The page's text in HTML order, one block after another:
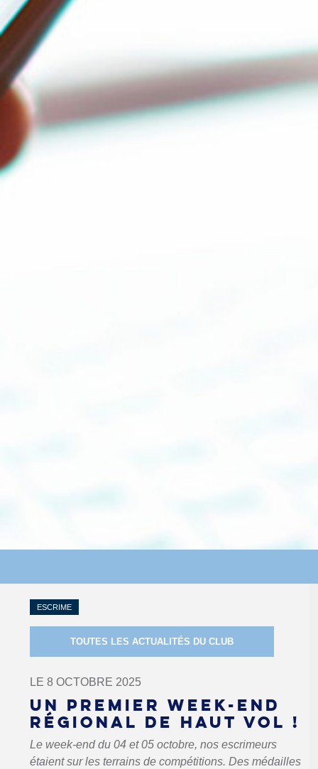
ESCRIME
TOUTES LES ACTUALITÉS DU CLUB
LE 8 OCTOBRE 2025
UN PREMIER WEEK-END
RÉGIONAL DE HAUT VOL !
Le week-end du 04 et 05 octobre, nos escrimeurs
étaient sur les terrains de compétitions. Des médailles